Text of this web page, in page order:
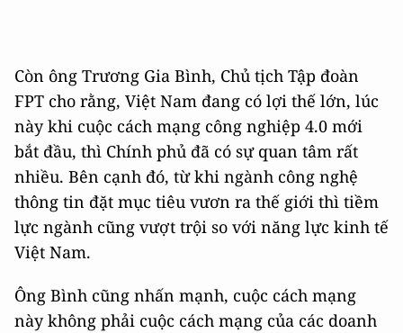
Còn ông Trương Gia Bình, Chủ tịch Tập đoàn
FPT cho rằng, Việt Nam đang có lợi thế lớn, lúc
này khi cuộc cách mạng công nghiệp 4.0 mới
bắt đầu, thì Chính phủ đã có sự quan tâm rất
nhiều. Bên cạnh đó, từ khi ngành công nghệ
thông tin đặt mục tiêu vươn ra thế giới thì tiềm
lực ngành cũng vượt trội so với năng lực kinh tế
Việt Nam.
Ông Bình cũng nhấn mạnh, cuộc cách mạng
này không phải cuộc cách mạng của các doanh